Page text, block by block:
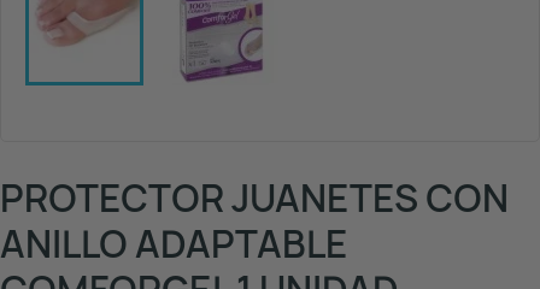
PROTECTOR JUANETES CON
ANILLO ADAPTABLE